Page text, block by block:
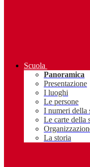
Scuola
Panoramica
Presentazione
I luoghi
Le persone
I numeri della
Le carte della
La storia